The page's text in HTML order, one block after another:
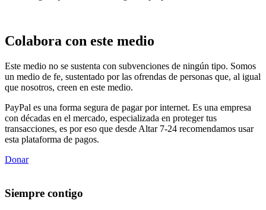
Colabora con este medio
Este medio no se sustenta con subvenciones de ningún tipo. Somos
un medio de fe, sustentado por las ofrendas de personas que, al igual
que nosotros, creen en este medio.
PayPal es una forma segura de pagar por internet. Es una empresa
con décadas en el mercado, especializada en proteger tus
transacciones, es por eso que desde Altar 7-24 recomendamos usar
esta plataforma de pagos.
Donar
Siempre contigo